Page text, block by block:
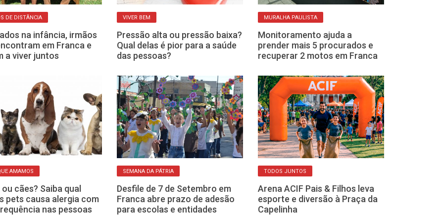
DE DISTÂNCIA
na infância, irmãos
em Franca e
a viver juntos
VIVER BEM
Pressão alta ou pressão baixa?
Qual delas é pior para a saúde
das pessoas?
MURALHA PAULISTA
Monitoramento ajuda a
prender mais 5 procurados e
recuperar 2 motos em Franca
AMAMOS
cães? Saiba qual
pets causa alergia com
nas pessoas
SEMANA DA PÁTRIA
Desfile de 7 de Setembro em
Franca abre prazo de adesão
para escolas e entidades
TODOS JUNTOS
Arena ACIF Pais & Filhos leva
esporte e diversão à Praça da
Capelinha